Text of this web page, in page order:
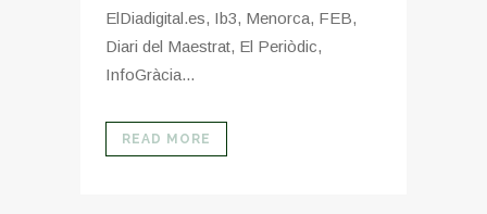
ElDiadigital.es, Ib3, Menorca, FEB,
Diari del Maestrat, El Periòdic,
InfoGràcia...
READ MORE